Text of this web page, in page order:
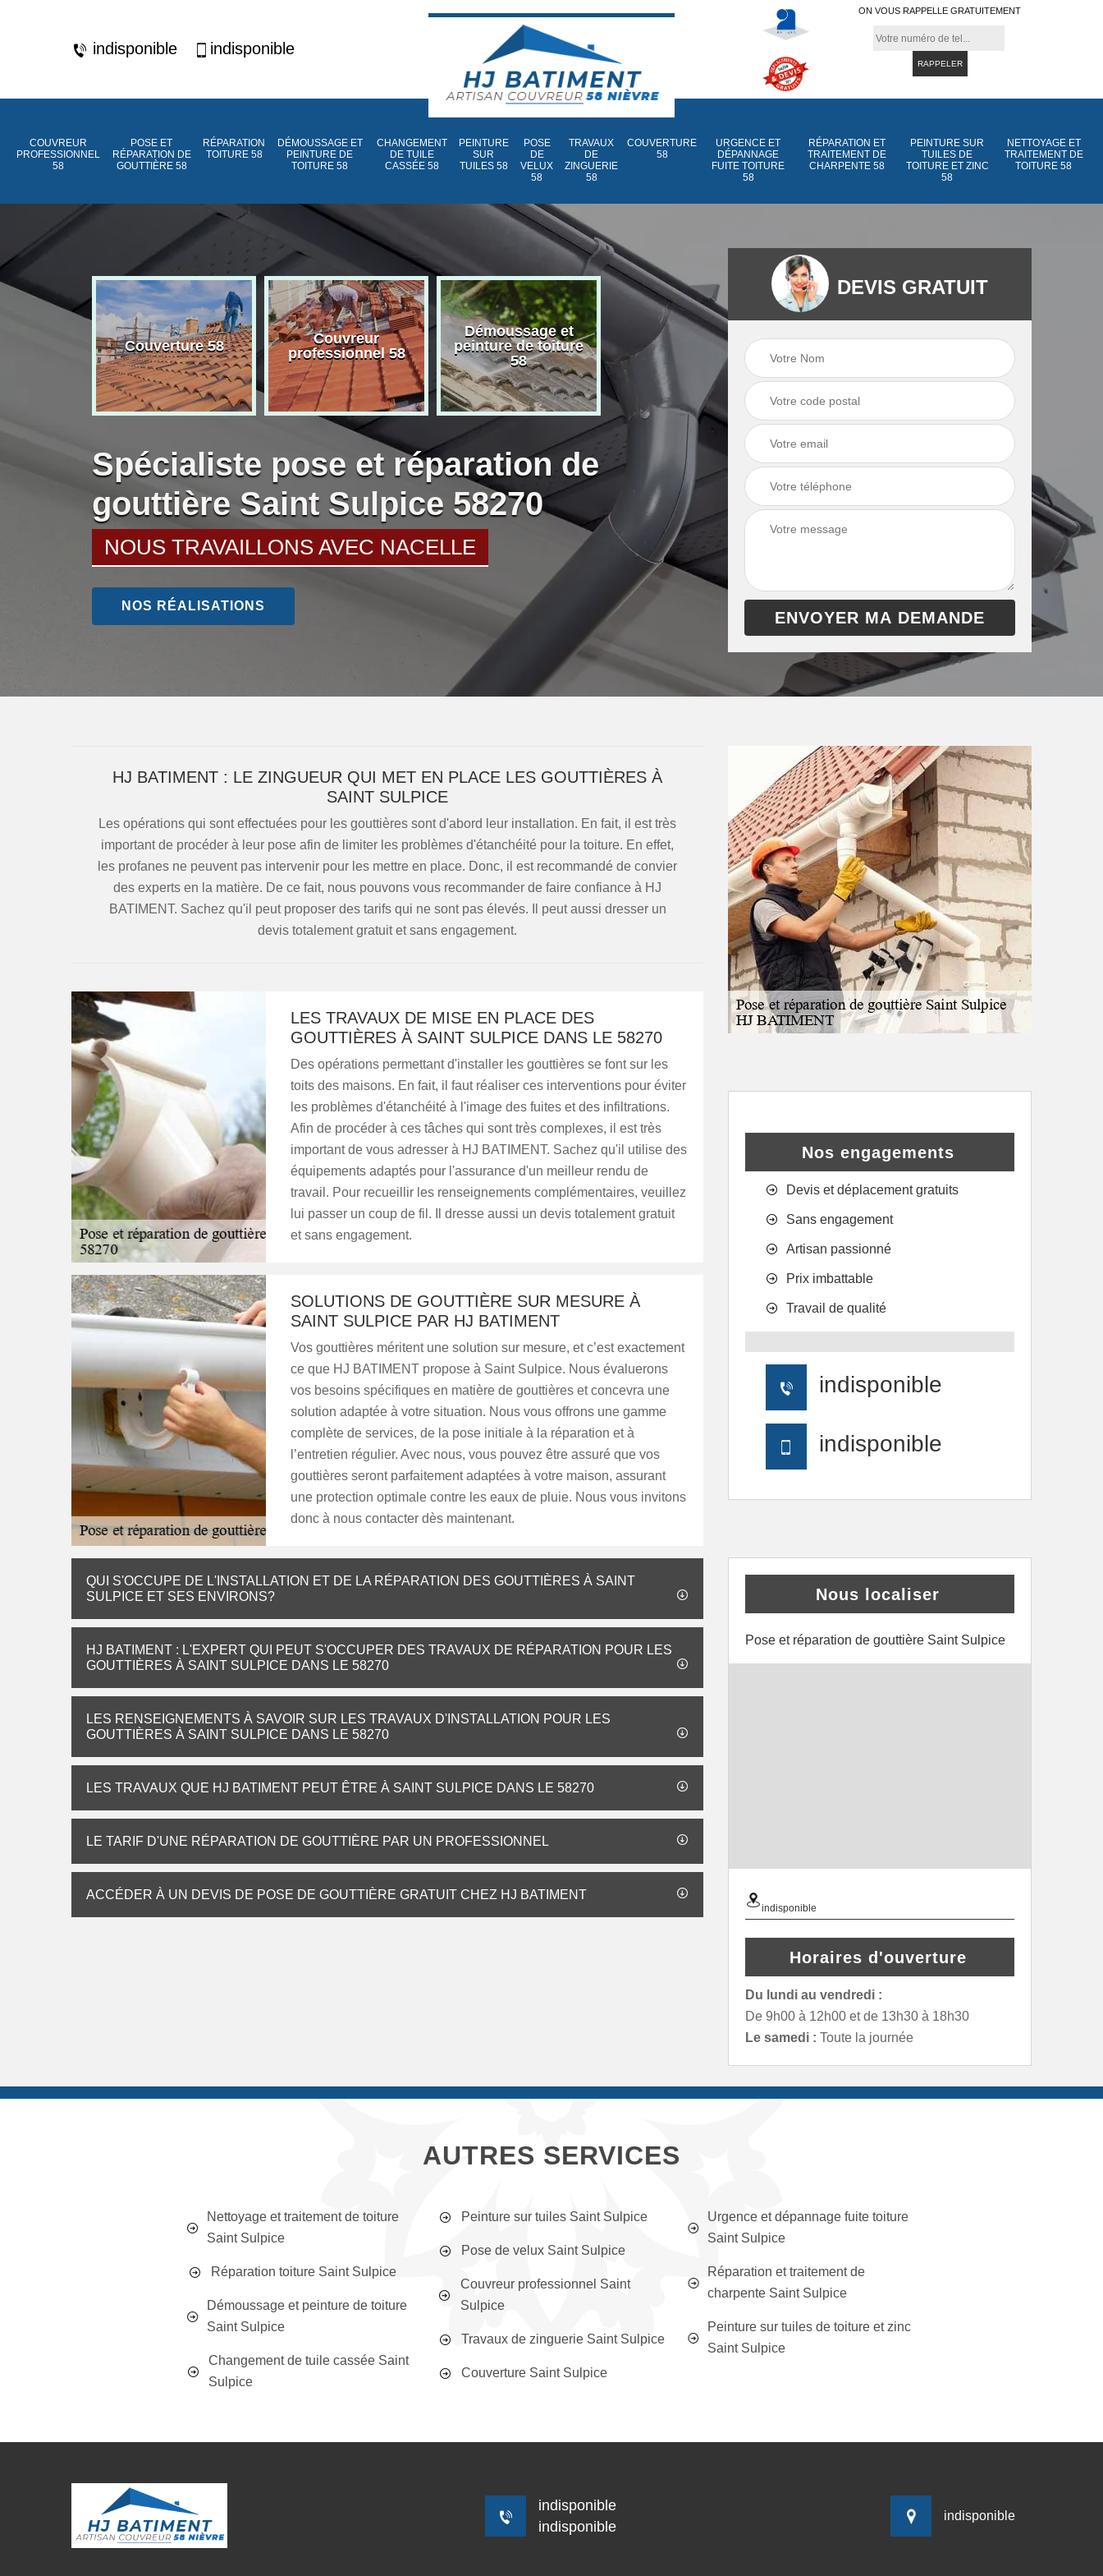
indisponible indisponible
ON VOUS RAPPELLE GRATUITEMENT
COUVREUR
PROFESSIONNEL
58
POSE ET
RÉPARATION DE
GOUTTIÈRE 58
RÉPARATION
TOITURE 58
DÉMOUSSAGE ET
PEINTURE DE
TOITURE 58
CHANGEMENT
DE TUILE
CASSÉE 58
PEINTURE
SUR
TUILES 58
POSE
DE
VELUX
58
TRAVAUX
DE
ZINGUERIE
58
COUVERTURE
58
URGENCE ET
DÉPANNAGE
FUITE TOITURE
58
RÉPARATION ET
TRAITEMENT DE
CHARPENTE 58
PEINTURE SUR
TUILES DE
TOITURE ET ZINC
58
NETTOYAGE ET
TRAITEMENT DE
TOITURE 58
Couverture 58
Couvreur
professionnel 58
Démoussage et
peinture de toiture
58
Nettoyage et
traitement de
toiture 58
Peinture sur tuiles
Peinture sur tuiles
de toiture et zinc
Spécialiste pose et réparation de
gouttière Saint Sulpice 58270
NOUS TRAVAILLONS AVEC NACELLE
NOS RÉALISATIONS
DEVIS GRATUIT
HJ BATIMENT : LE ZINGUEUR QUI MET EN PLACE LES GOUTTIÈRES À
SAINT SULPICE
Les opérations qui sont effectuées pour les gouttières sont d'abord leur installation. En fait, il est très
important de procéder à leur pose afin de limiter les problèmes d'étanchéité pour la toiture. En effet,
les profanes ne peuvent pas intervenir pour les mettre en place. Donc, il est recommandé de convier
des experts en la matière. De ce fait, nous pouvons vous recommander de faire confiance à HJ
BATIMENT. Sachez qu'il peut proposer des tarifs qui ne sont pas élevés. Il peut aussi dresser un
devis totalement gratuit et sans engagement.
LES TRAVAUX DE MISE EN PLACE DES
GOUTTIÈRES À SAINT SULPICE DANS LE 58270
Des opérations permettant d'installer les gouttières se font sur les
toits des maisons. En fait, il faut réaliser ces interventions pour éviter
les problèmes d'étanchéité à l'image des fuites et des infiltrations.
Afin de procéder à ces tâches qui sont très complexes, il est très
important de vous adresser à HJ BATIMENT. Sachez qu'il utilise des
équipements adaptés pour l'assurance d'un meilleur rendu de
travail. Pour recueillir les renseignements complémentaires, veuillez
lui passer un coup de fil. Il dresse aussi un devis totalement gratuit
et sans engagement.
SOLUTIONS DE GOUTTIÈRE SUR MESURE À
SAINT SULPICE PAR HJ BATIMENT
Vos gouttières méritent une solution sur mesure, et c’est exactement
ce que HJ BATIMENT propose à Saint Sulpice. Nous évaluerons
vos besoins spécifiques en matière de gouttières et concevra une
solution adaptée à votre situation. Nous vous offrons une gamme
complète de services, de la pose initiale à la réparation et à
l’entretien régulier. Avec nous, vous pouvez être assuré que vos
gouttières seront parfaitement adaptées à votre maison, assurant
une protection optimale contre les eaux de pluie. Nous vous invitons
donc à nous contacter dès maintenant.
QUI S'OCCUPE DE L'INSTALLATION ET DE LA RÉPARATION DES GOUTTIÈRES À SAINT
SULPICE ET SES ENVIRONS?
HJ BATIMENT : L'EXPERT QUI PEUT S'OCCUPER DES TRAVAUX DE RÉPARATION POUR LES
GOUTTIÈRES À SAINT SULPICE DANS LE 58270
LES RENSEIGNEMENTS À SAVOIR SUR LES TRAVAUX D'INSTALLATION POUR LES
GOUTTIÈRES À SAINT SULPICE DANS LE 58270
LES TRAVAUX QUE HJ BATIMENT PEUT ÊTRE À SAINT SULPICE DANS LE 58270
LE TARIF D'UNE RÉPARATION DE GOUTTIÈRE PAR UN PROFESSIONNEL
ACCÉDER À UN DEVIS DE POSE DE GOUTTIÈRE GRATUIT CHEZ HJ BATIMENT
Nos engagements
Devis et déplacement gratuits
Sans engagement
Artisan passionné
Prix imbattable
Travail de qualité
indisponible
indisponible
Nous localiser
Pose et réparation de gouttière Saint Sulpice
indisponible
Horaires d'ouverture
Du lundi au vendredi :
De 9h00 à 12h00 et de 13h30 à 18h30
Le samedi : Toute la journée
AUTRES SERVICES
Nettoyage et traitement de toiture
Saint Sulpice
Réparation toiture Saint Sulpice
Démoussage et peinture de toiture
Saint Sulpice
Changement de tuile cassée Saint
Sulpice
Peinture sur tuiles Saint Sulpice
Pose de velux Saint Sulpice
Couvreur professionnel Saint
Sulpice
Travaux de zinguerie Saint Sulpice
Couverture Saint Sulpice
Urgence et dépannage fuite toiture
Saint Sulpice
Réparation et traitement de
charpente Saint Sulpice
Peinture sur tuiles de toiture et zinc
Saint Sulpice
indisponible
indisponible
indisponible